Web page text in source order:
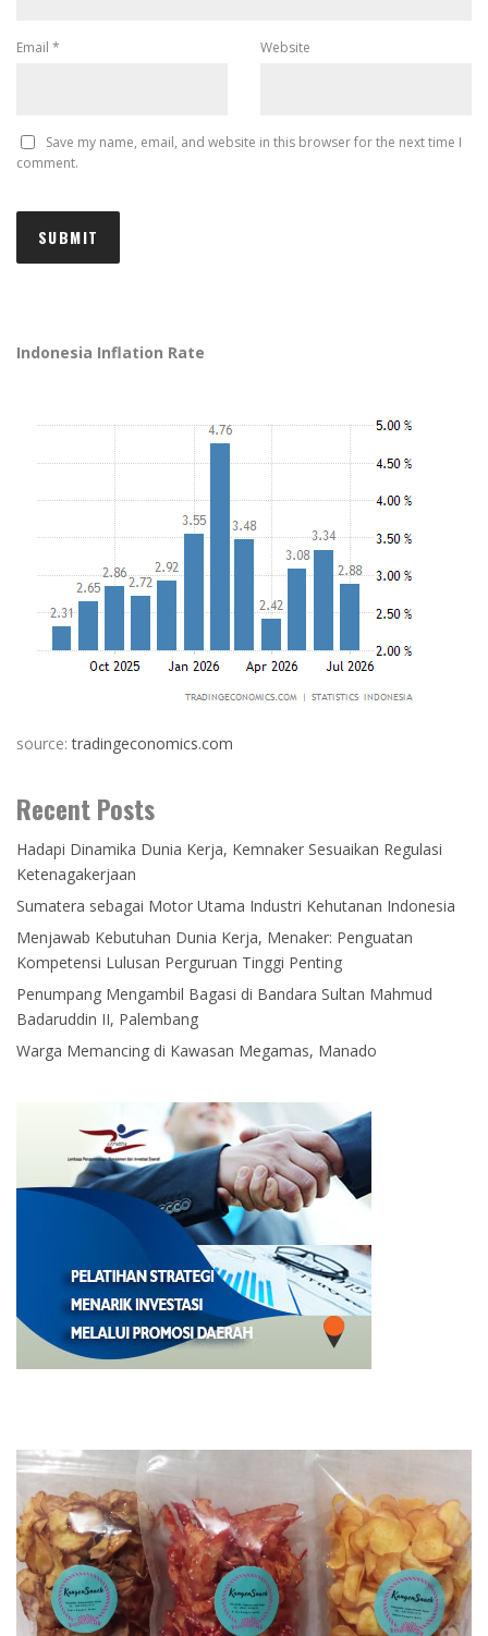
Email * Website
Save my name, email, and website in this browser for the next time I
comment.
Indonesia Inflation Rate
source:tradingeconomics.com
Recent Posts
Hadapi Dinamika Dunia Kerja, Kemnaker Sesuaikan Regulasi
Ketenagakerjaan
Sumatera sebagai Motor Utama Industri Kehutanan Indonesia
Menjawab Kebutuhan Dunia Kerja, Menaker: Penguatan
Kompetensi Lulusan Perguruan Tinggi Penting
Penumpang Mengambil Bagasi di Bandara Sultan Mahmud
Badaruddin II, Palembang
Warga Memancing di Kawasan Megamas, Manado